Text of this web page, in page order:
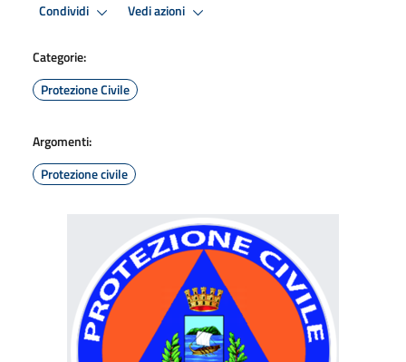
Condividi Vedi azioni
Categorie:
Protezione Civile
Argomenti:
Protezione civile